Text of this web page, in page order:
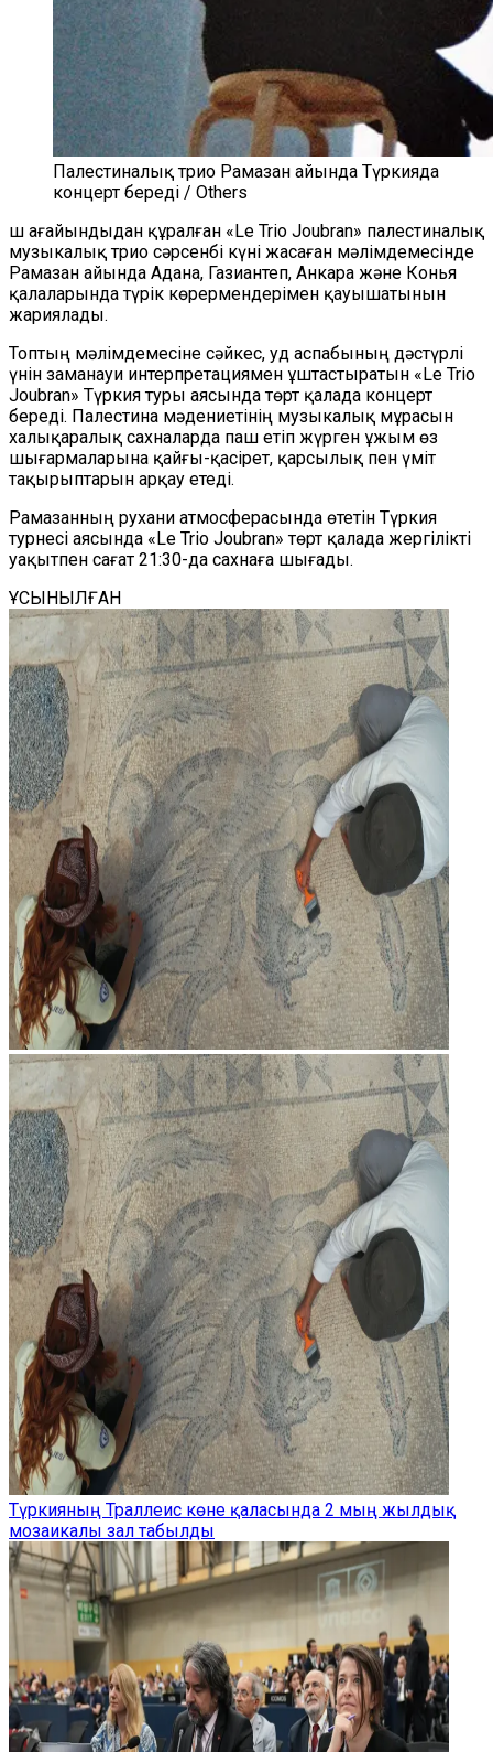
Палестиналық трио Рамазан айында Түркияда
концерт береді / Others
Үш ағайындыдан құралған «Le Trio Joubran» палестиналық
музыкалық трио сәрсенбі күні жасаған мәлімдемесінде
Рамазан айында Адана, Газиантеп, Анкара және Конья
қалаларында түрік көрермендерімен қауышатынын
жариялады.
Топтың мәлімдемесіне сәйкес, уд аспабының дәстүрлі
үнін заманауи интерпретациямен ұштастыратын «Le Trio
Joubran» Түркия туры аясында төрт қалада концерт
береді. Палестина мәдениетінің музыкалық мұрасын
халықаралық сахналарда паш етіп жүрген ұжым өз
шығармаларына қайғы-қасірет, қарсылық пен үміт
тақырыптарын арқау етеді.
Рамазанның рухани атмосферасында өтетін Түркия
турнесі аясында «Le Trio Joubran» төрт қалада жергілікті
уақытпен сағат 21:30-да сахнаға шығады.
ҰСЫНЫЛҒАН
Түркияның Траллеис көне қаласында 2 мың жылдық
мозаикалы зал табылды